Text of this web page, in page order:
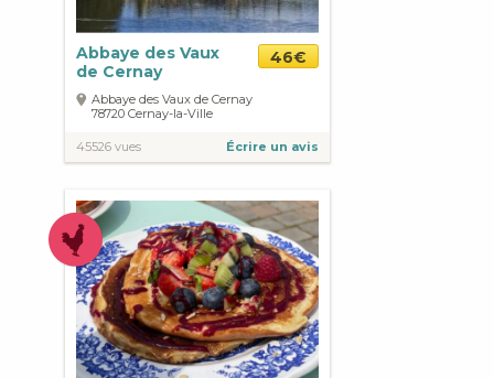
Abbaye des Vaux
de Cernay
46€
Abbaye des Vaux de Cernay
78720 Cernay-la-Ville
45526 vues Écrire un avis